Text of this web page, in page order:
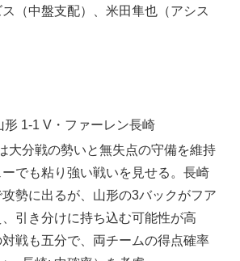
（中盤支配）、米田隼也（アシス
形 1-1 V・ファーレン長崎
大分戦の勢いと無失点の守備を維持
ーでも粘り強い戦いを見せる。長崎
勢に出るが、山形の3バックがフア
引き分けに持ち込む可能性が高
戦も五分で、両チームの得点確率